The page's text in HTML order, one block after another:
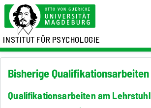
INSTITUT FÜR PSYCHOLOGIE
Bisherige Qualifikationsarbeiten
Qualifikationsarbeiten am Lehrstuhl